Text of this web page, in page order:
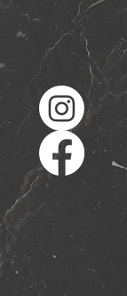
P.IVA